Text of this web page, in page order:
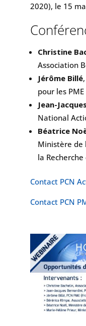
2020), le 15
Christine
Association
Jérôme Billé
pour les
Jean-
National
Béatrice
Ministère de
la
Contact PCN
Contact PCN